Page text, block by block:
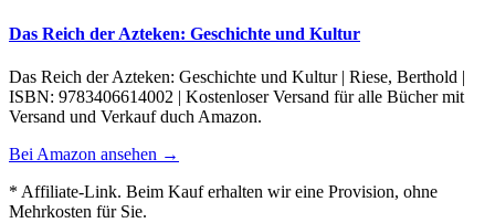
Das Reich der Azteken: Geschichte und Kultur
Das Reich der Azteken: Geschichte und Kultur | Riese, Berthold |
ISBN: 9783406614002 | Kostenloser Versand für alle Bücher mit
Versand und Verkauf duch Amazon.
Bei Amazon ansehen →
* Affiliate-Link. Beim Kauf erhalten wir eine Provision, ohne
Mehrkosten für Sie.